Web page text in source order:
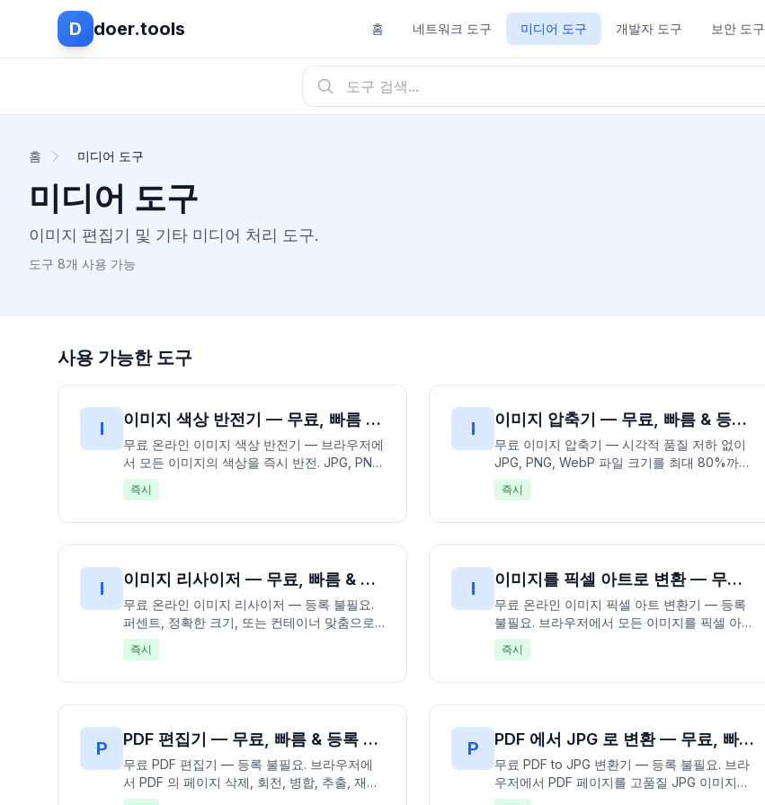
D doer.tools 홈 네트워크 도구 미디어 도구 개발자 도구 보안 도구
홈 미디어 도구
미디어 도구
이미지 편집기 및 기타 미디어 처리 도구.
도구 8개 사용 가능
사용 가능한 도구
I 이미지 색상 반전기 — 무료, 빠름 & 등록 불필요 | 색상 즉시 반전
무료 온라인 이미지 색상 반전기 — 브라우저에
서 모든 이미지의 색상을 즉시 반전. JPG, PNG,
GIF, WebP, BMP 등 지원. 100% 무료, 가입 불
필요 — 데이터 업로드 없이 완전히 오프라인에
즉시
I 이미지 압축기 — 무료, 빠름 & 등록 불필요 | 이미지 파일 크기 즉시 축소
무료 이미지 압축기 — 시각적 품질 저하 없이
JPG, PNG, WebP 파일 크기를 최대 80%까지
축소. 100% 무료, 가입 불필요 — 업로드 없이
브라우저에서 완전히 압축. 여러 이미지 일괄
즉시
I 이미지 리사이저 — 무료, 빠름 & 등록 불필요 | 이미지 크기 즉시 조정
무료 온라인 이미지 리사이저 — 등록 불필요.
퍼센트, 정확한 크기, 또는 컨테이너 맞춤으로
이미지 조정. JPG, PNG, WebP, GIF 지원하며
품질 조절과 가로 세로 비율 잠금 가능. 100%
즉시
I 이미지를 픽셀 아트로 변환 — 무료, 빠름 & 등록 불필요 | 이미지 즉시 변환
무료 온라인 이미지 픽셀 아트 변환기 — 등록
불필요. 브라우저에서 모든 이미지를 픽셀 아트
로 즉시 변환. 레트로 8비트 스타일을 위해 픽
셀 크기와 색상 팔레트 조절. JPG, PNG, GIF,
성. 빠르고 무료이며 프라이빗.
즉시
P PDF 편집기 — 무료, 빠름 & 등록 불필요 | PDF 파일 즉시 편집
무료 PDF 편집기 — 등록 불필요. 브라우저에
서 PDF 의 페이지 삭제, 회전, 병합, 추출, 재정
렬, 이미지 및 텍스트 추가. 최대 50MB 파일 지
P PDF 에서 JPG 로 변환 — 무료, 빠름 & 등록 불필요 | PDF를 이미지로 즉시 변환
무료 PDF to JPG 변환기 — 등록 불필요. 브라
우저에서 PDF 페이지를 고품질 JPG 이미지로
직접 변환. 조정 가능한 해상도 및 품질 설정을